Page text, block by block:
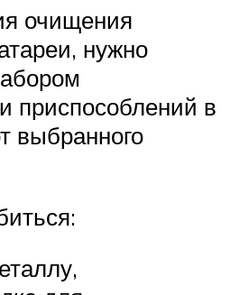
очищения
нужно
приспособлений в
выбранного